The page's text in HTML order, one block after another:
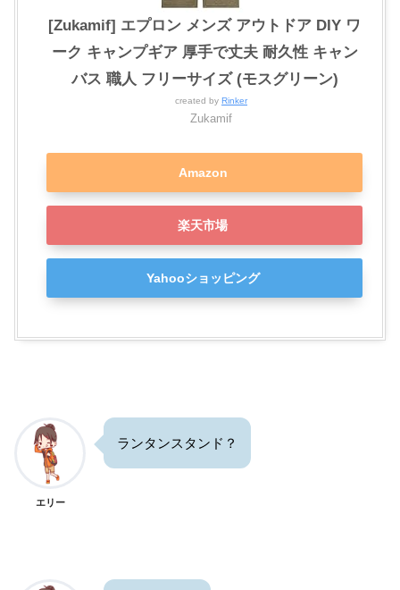
[Zukamif] エプロン メンズ アウトドア DIY ワ
ーク キャンプギア 厚手で丈夫 耐久性 キャン
バス 職人 フリーサイズ (モスグリーン)
created by Rinker
Zukamif
Amazon
楽天市場
Yahooショッピング
エリー
ランタンスタンド？